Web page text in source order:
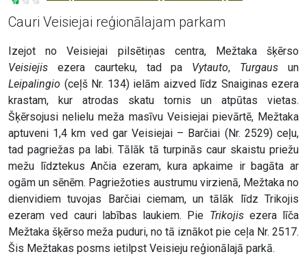
Cauri Veisiejai reģionālajam parkam
Izejot no Veisiejai pilsētiņas centra, Mežtaka šķērso
Veisiejis ezera caurteku, tad pa Vytauto, Turgaus un
Leipalingio (ceļš Nr. 134) ielām aizved līdz Snaiginas ezera
krastam, kur atrodas skatu tornis un atpūtas vietas.
Šķērsojusi nelielu meža masīvu Veisiejai pievārtē, Mežtaka
aptuveni 1,4 km ved gar Veisiejai – Barčiai (Nr. 2529) ceļu,
tad pagriežas pa labi. Tālāk tā turpinās caur skaistu priežu
mežu līdztekus Ančia ezeram, kura apkaime ir bagāta ar
ogām un sēnēm. Pagriežoties austrumu virzienā, Mežtaka no
dienvidiem tuvojas Barčiai ciemam, un tālāk līdz Trikojis
ezeram ved cauri labības laukiem. Pie Trikojis ezera līča
Mežtaka šķērso meža puduri, no tā iznākot pie ceļa Nr. 2517.
Šis Mežtakas posms ietilpst Veisieju reģionālajā parkā.